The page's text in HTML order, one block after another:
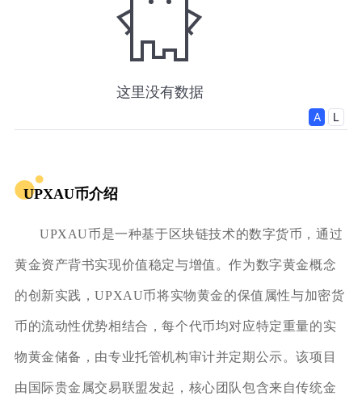
UPXAU币介绍
UPXAU币是一种基于区块链技术的数字货币，通过
黄金资产背书实现价值稳定与增值。作为数字黄金概念
的创新实践，UPXAU币将实物黄金的保值属性与加密货
币的流动性优势相结合，每个代币均对应特定重量的实
物黄金储备，由专业托管机构审计并定期公示。该项目
由国际贵金属交易联盟发起，核心团队包含来自传统金